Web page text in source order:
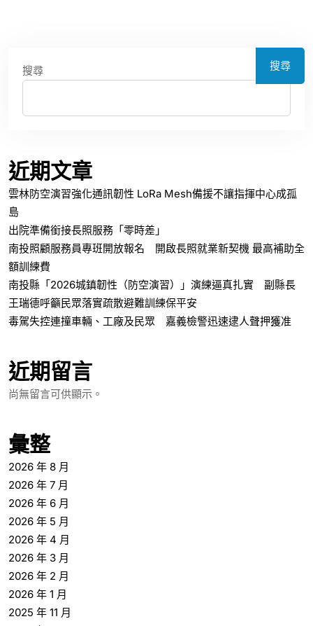
搜尋 搜尋
近期文章
雲林防空演習強化通訊韌性 LoRa Mesh備援不讓指揮中心成孤
島
出院準備銜接長照服務「零時差」
南投照顧服務員專班開放報名 開啟長照就業新契機 最高補助全
額訓練費
南投縣「2026城鎮韌性（防空演習）」演練逼真扎實 副縣長
王瑞德呼籲民眾落實疏散避難訓練保平安
毒駕失控連撞車輛、工廠及民眾 嘉義檢警迅速逮人聲押獲准
近期留言
尚無留言可供顯示。
彙整
2026 年 8 月
2026 年 7 月
2026 年 6 月
2026 年 5 月
2026 年 4 月
2026 年 3 月
2026 年 2 月
2026 年 1 月
2025 年 11 月